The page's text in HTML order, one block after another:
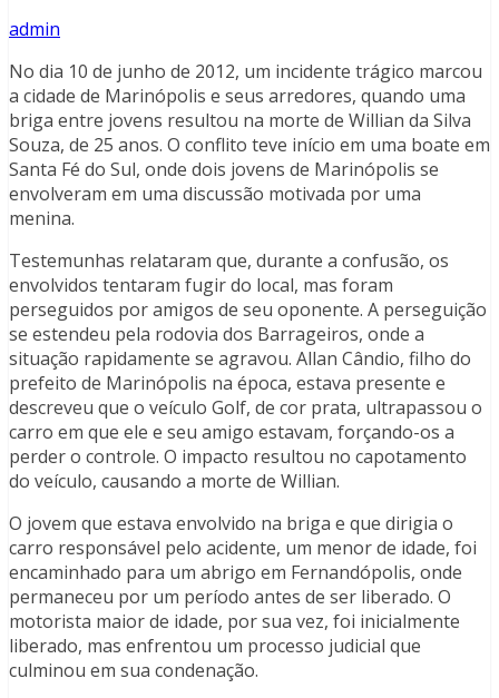
admin
No dia 10 de junho de 2012, um incidente trágico marcou
a cidade de Marinópolis e seus arredores, quando uma
briga entre jovens resultou na morte de Willian da Silva
Souza, de 25 anos. O conflito teve início em uma boate em
Santa Fé do Sul, onde dois jovens de Marinópolis se
envolveram em uma discussão motivada por uma
menina.
Testemunhas relataram que, durante a confusão, os
envolvidos tentaram fugir do local, mas foram
perseguidos por amigos de seu oponente. A perseguição
se estendeu pela rodovia dos Barrageiros, onde a
situação rapidamente se agravou. Allan Cândio, filho do
prefeito de Marinópolis na época, estava presente e
descreveu que o veículo Golf, de cor prata, ultrapassou o
carro em que ele e seu amigo estavam, forçando-os a
perder o controle. O impacto resultou no capotamento
do veículo, causando a morte de Willian.
O jovem que estava envolvido na briga e que dirigia o
carro responsável pelo acidente, um menor de idade, foi
encaminhado para um abrigo em Fernandópolis, onde
permaneceu por um período antes de ser liberado. O
motorista maior de idade, por sua vez, foi inicialmente
liberado, mas enfrentou um processo judicial que
culminou em sua condenação.